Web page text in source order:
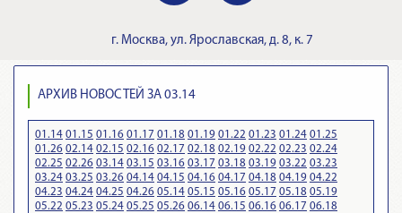
г. Москва, ул. Ярославская, д. 8, к. 7
АРХИВ НОВОСТЕЙ ЗА 03.14
01.14 01.15 01.16 01.17 01.18 01.19 01.22 01.23 01.24 01.25
01.26 02.14 02.15 02.16 02.17 02.18 02.19 02.22 02.23 02.24
02.25 02.26 03.14 03.15 03.16 03.17 03.18 03.19 03.22 03.23
03.24 03.25 03.26 04.14 04.15 04.16 04.17 04.18 04.19 04.22
04.23 04.24 04.25 04.26 05.14 05.15 05.16 05.17 05.18 05.19
05.22 05.23 05.24 05.25 05.26 06.14 06.15 06.16 06.17 06.18